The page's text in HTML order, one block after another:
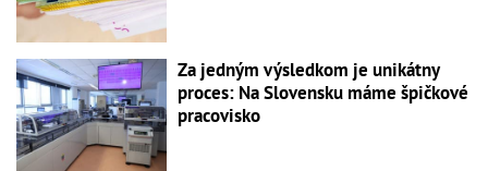
Za jedným výsledkom je unikátny
proces: Na Slovensku máme špičkové
pracovisko